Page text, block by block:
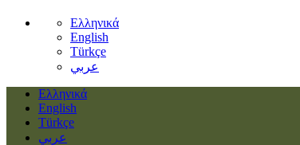
Ελληνικά
English
Türkçe
عربي
Ελληνικά
English
Türkçe
عربي